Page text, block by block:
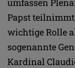
Papst
wichtige Rolle
sogenannte
Kardinal